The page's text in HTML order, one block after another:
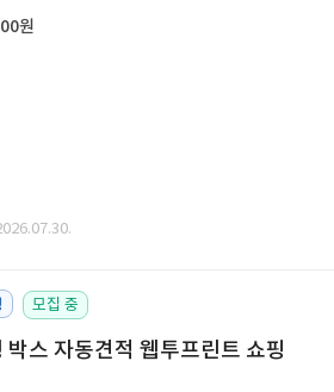
원
모집 중
스 자동견적 웹투프린트 쇼핑